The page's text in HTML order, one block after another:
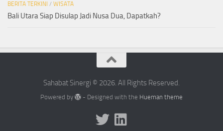
BERITA TERKINI / WISATA
Bali Utara Siap Disulap Jadi Nusa Dua, Dapatkah?
Sahabat Sinergi © 2026. All Rights Reserved.
Powered by - Designed with the Hueman theme